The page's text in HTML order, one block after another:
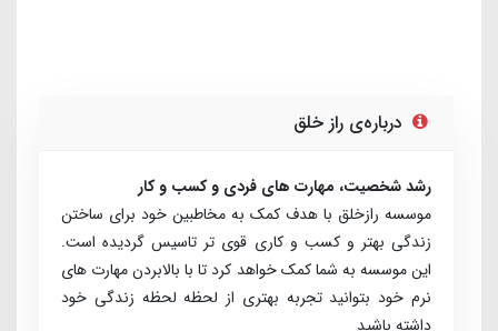
درباره‌ی راز خلق
رشد شخصیت، مهارت های فردی و کسب و کار
موسسه رازخلق با هدف کمک به مخاطبین خود برای ساختن
زندگی بهتر و کسب و کاری قوی تر تاسیس گردیده است.
این موسسه به شما کمک خواهد کرد تا با بالابردن مهارت های
نرم خود بتوانید تجربه بهتری از لحظه لحظه زندگی خود
داشته باشید